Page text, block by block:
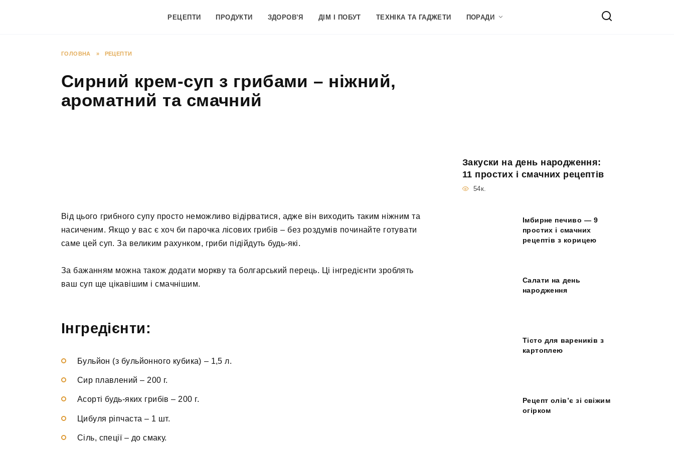
РЕЦЕПТИ ПРОДУКТИ ЗДОРОВ’Я ДІМ І ПОБУТ ТЕХНІКА ТА ГАДЖЕТИ ПОРАДИ
ГОЛОВНА » РЕЦЕПТИ
Сирний крем-суп з грибами – ніжний,
ароматний та смачний
Від цього грибного супу просто неможливо відірватися, адже він виходить таким ніжним та
насиченим. Якщо у вас є хоч би парочка лісових грибів – без роздумів починайте готувати
саме цей суп. За великим рахунком, гриби підійдуть будь-які.
За бажанням можна також додати моркву та болгарський перець. Ці інгредієнти зроблять
ваш суп ще цікавішим і смачнішим.
Інгредієнти:
Бульйон (з бульйонного кубика) – 1,5 л.
Сир плавлений – 200 г.
Асорті будь-яких грибів – 200 г.
Цибуля ріпчаста – 1 шт.
Сіль, спеції– до смаку.
Закуски на день народження:
11 простих і смачних рецептів
54к.
Імбирне печиво — 9
простих і смачних
рецептів з корицею
Салати на день
народження
Тісто для вареників з
картоплею
Рецепт олів’є зі свіжим
огірком